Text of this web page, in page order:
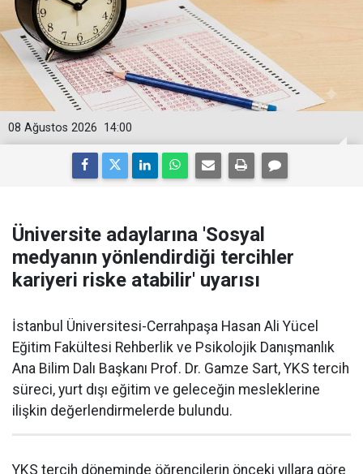
14:00
08 Ağustos 2026
Üniversite adaylarına 'Sosyal
medyanın yönlendirdiği tercihler
kariyeri riske atabilir' uyarısı
İstanbul Üniversitesi-Cerrahpaşa Hasan Ali Yücel
Eğitim Fakültesi Rehberlik ve Psikolojik Danışmanlık
Ana Bilim Dalı Başkanı Prof. Dr. Gamze Sart, YKS tercih
süreci, yurt dışı eğitim ve geleceğin mesleklerine
ilişkin değerlendirmelerde bulundu.
YKS tercih döneminde öğrencilerin önceki yıllara göre